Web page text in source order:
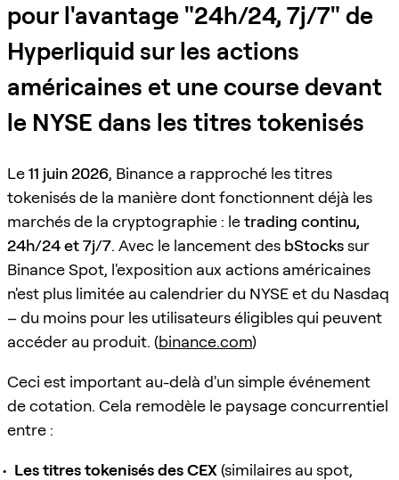
pour l'avantage "24h/24, 7j/7" de
Hyperliquid sur les actions
américaines et une course devant
le NYSE dans les titres tokenisés
Le11 juin 2026, Binance a rapproché les titres
tokenisés de la manière dont fonctionnent déjà les
marchés de la cryptographie : letrading continu,
24h/24 et 7j/7. Avec le lancement des bStockssur
Binance Spot, l'exposition aux actions américaines
n'est plus limitée au calendrier du NYSE et du Nasdaq
– du moins pour les utilisateurs éligibles qui peuvent
accéder au produit. (binance.com)
Ceci est important au-delà d'un simple événement
de cotation. Cela remodèle le paysage concurrentiel
entre :
Les titres tokenisés des CEX(similaires au spot,